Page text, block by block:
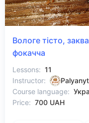
Вологе тісто,
фокачча
Lessons: 11
Instructor:
Course language:
Price: 700 UAH